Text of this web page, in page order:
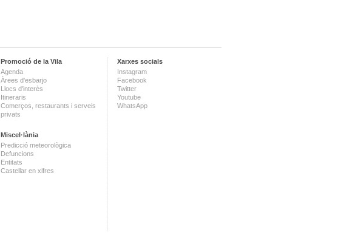
Promoció de la Vila
Agenda
Àrees d'esbarjo
Llocs d'interès
Itineraris
Comerços, restaurants i serveis
privats
Miscel·lània
Predicció meteorològica
Defuncions
Entitats
Castellar en xifres
Xarxes socials
Instagram
Facebook
Twitter
Youtube
WhatsApp